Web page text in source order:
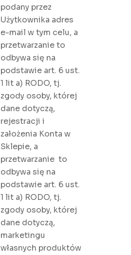
podany przez
Użytkownika adres
e-mail w tym celu, a
przetwarzanie to
odbywa się na
podstawie art. 6 ust.
1 lit a) RODO, tj.
zgody osoby, której
dane dotyczą,
rejestracji i
założenia Konta w
Sklepie, a
przetwarzanie to
odbywa się na
podstawie art. 6 ust.
1 lit a) RODO, tj.
zgody osoby, której
dane dotyczą,
marketingu
własnych produktów